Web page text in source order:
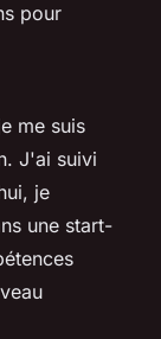
pour
me suis
J'ai suivi
je
une start-